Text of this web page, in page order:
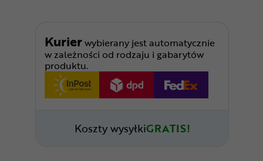
Kurierwybierany jest automatycznie
w zależności od rodzaju i gabarytów
produktu.
Koszty wysyłkiGRATIS!